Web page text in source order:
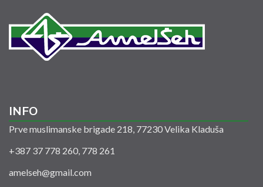
INFO
Prve muslimanske brigade 218, 77230 Velika Kladuša
+387 37 778 260, 778 261
amelseh@gmail.com